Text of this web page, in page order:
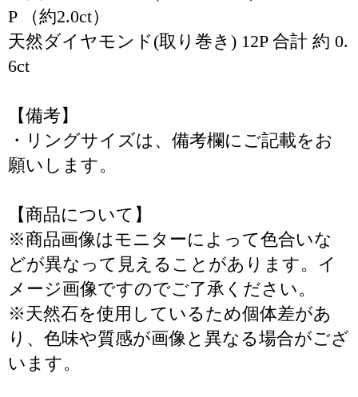
P （約2.0ct）
天然ダイヤモンド(取り巻き) 12P 合計 約 0.
6ct
【備考】
・リングサイズは、備考欄にご記載をお
願いします。
【商品について】
※商品画像はモニターによって色合いな
どが異なって見えることがあります。イ
メージ画像ですのでご了承ください。
※天然石を使用しているため個体差があ
り、色味や質感が画像と異なる場合がござ
います。